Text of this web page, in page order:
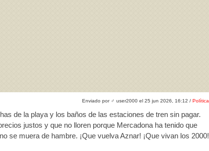
Enviado por ♂ user2000 el 25 jun 2026, 16:12 / Política
de la playa y los baños de las estaciones de tren sin pagar.
justos y que no lloren porque Mercadona ha tenido que
se muera de hambre. ¡Que vuelva Aznar! ¡Que vivan los 2000!